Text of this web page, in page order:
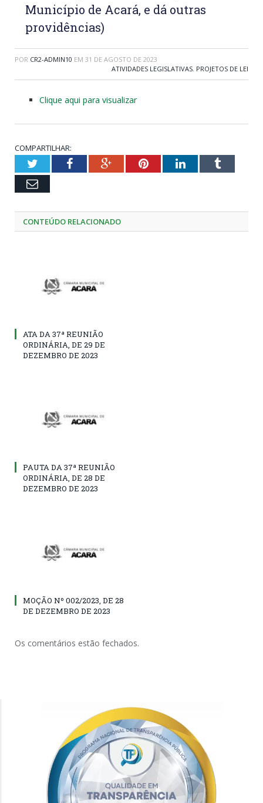
Município de Acará, e dá outras
providências)
POR CR2-ADMIN10 EM 31 DE AGOSTO DE 2023
ATIVIDADES LEGISLATIVAS, PROJETOS DE LEI
Clique aqui para visualizar
COMPARTILHAR:
TwitterFacebookGoogle+PinterestLinkedInTumblr
Email
CONTEÚDO RELACIONADO
ATA DA 37ª REUNIÃO
ORDINÁRIA, DE 29 DE
DEZEMBRO DE 2023
PAUTA DA 37ª REUNIÃO
ORDINÁRIA, DE 28 DE
DEZEMBRO DE 2023
MOÇÃO Nº 002/2023, DE 28
DE DEZEMBRO DE 2023
Os comentários estão fechados.